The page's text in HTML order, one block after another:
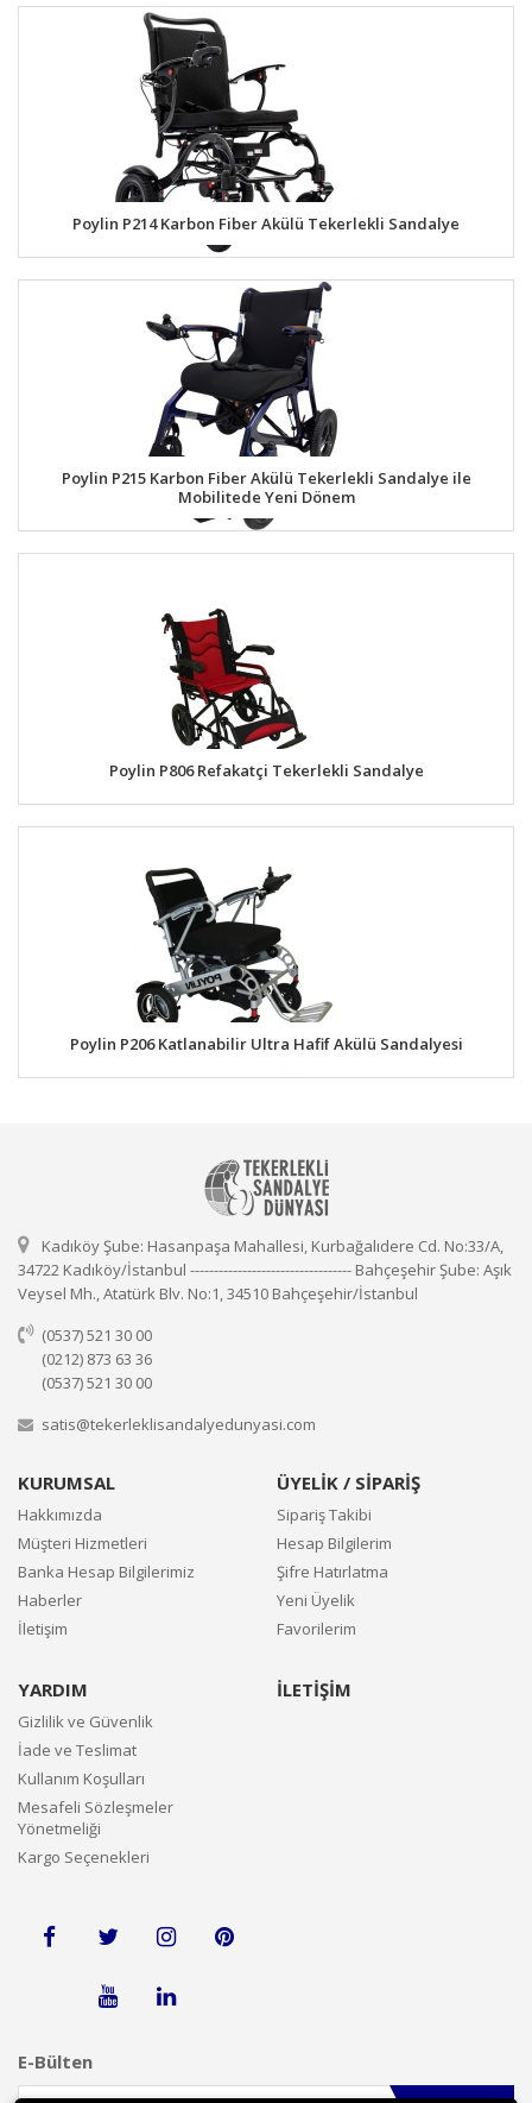
Poylin P214 Karbon Fiber Akülü Tekerlekli Sandalye
Poylin P215 Karbon Fiber Akülü Tekerlekli Sandalye ile
Mobilitede Yeni Dönem
Poylin P806 Refakatçi Tekerlekli Sandalye
Poylin P206 Katlanabilir Ultra Hafif Akülü Sandalyesi
Kadıköy Şube: Hasanpaşa Mahallesi, Kurbağalıdere Cd. No:33/A,
34722 Kadıköy/İstanbul ---------------------------------- Bahçeşehir Şube: Aşık
Veysel Mh., Atatürk Blv. No:1, 34510 Bahçeşehir/İstanbul
(0537) 521 30 00
(0212) 873 63 36
(0537) 521 30 00
satis@tekerleklisandalyedunyasi.com
KURUMSAL
Hakkımızda
Müşteri Hizmetleri
Banka Hesap Bilgilerimiz
Haberler
İletişim
ÜYELİK / SİPARİŞ
Sipariş Takibi
Hesap Bilgilerim
Şifre Hatırlatma
Yeni Üyelik
Favorilerim
YARDIM
Gizlilik ve Güvenlik
İade ve Teslimat
Kullanım Koşulları
Mesafeli Sözleşmeler
Yönetmeliği
Kargo Seçenekleri
İLETİŞİM
E-Bülten